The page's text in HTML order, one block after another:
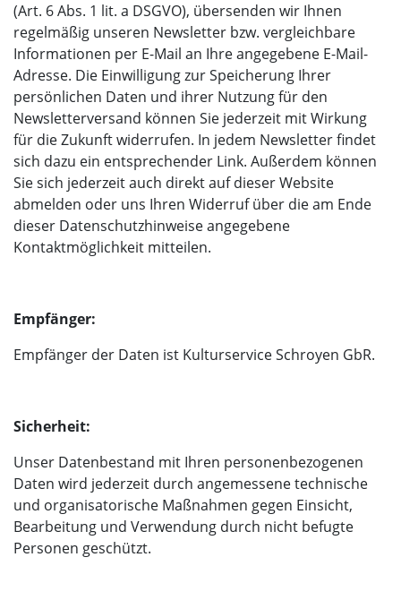
(Art. 6 Abs. 1 lit. a DSGVO), übersenden wir Ihnen
regelmäßig unseren Newsletter bzw. vergleichbare
Informationen per E-Mail an Ihre angegebene E-Mail-
Adresse. Die Einwilligung zur Speicherung Ihrer
persönlichen Daten und ihrer Nutzung für den
Newsletterversand können Sie jederzeit mit Wirkung
für die Zukunft widerrufen. In jedem Newsletter findet
sich dazu ein entsprechender Link. Außerdem können
Sie sich jederzeit auch direkt auf dieser Website
abmelden oder uns Ihren Widerruf über die am Ende
dieser Datenschutzhinweise angegebene
Kontaktmöglichkeit mitteilen.
Empfänger:
Empfänger der Daten ist Kulturservice Schroyen GbR.
Sicherheit:
Unser Datenbestand mit Ihren personenbezogenen
Daten wird jederzeit durch angemessene technische
und organisatorische Maßnahmen gegen Einsicht,
Bearbeitung und Verwendung durch nicht befugte
Personen geschützt.